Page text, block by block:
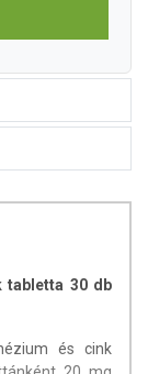
tabletta 30 db
és cink